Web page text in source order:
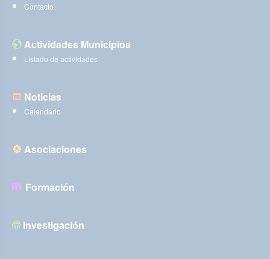
Contacto
Actividades Municipios
Listado de actividades
Noticias
Calendario
Asociaciones
Formación
Investigación